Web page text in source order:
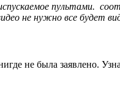
пультами.
не нужно все будет
не была заявлено.